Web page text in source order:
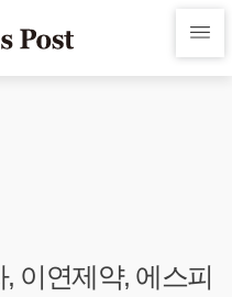
이연제약, 에스피